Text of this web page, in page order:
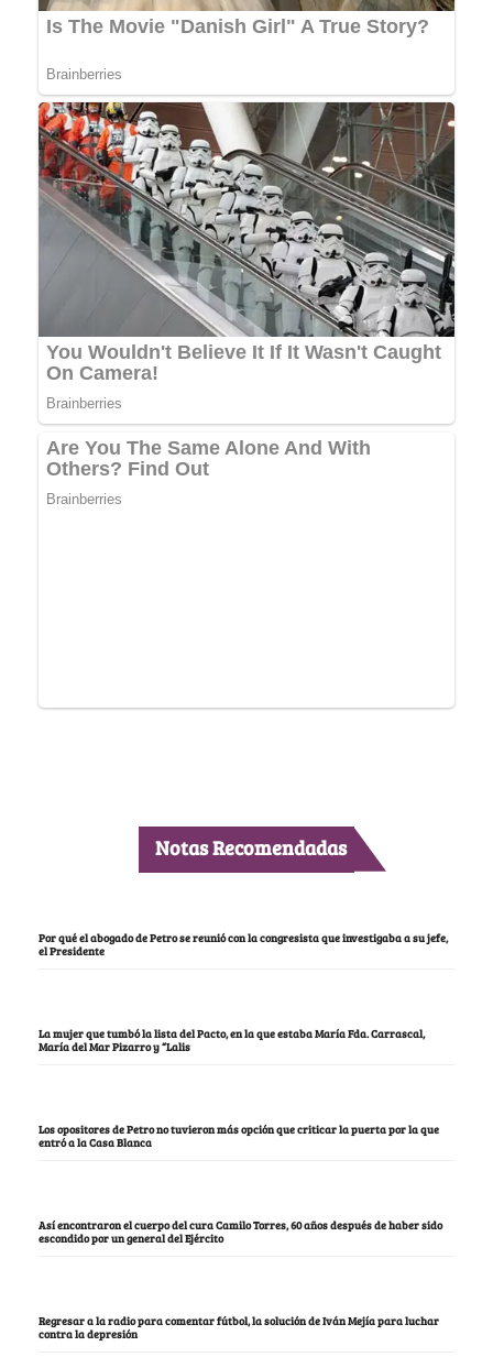
Notas Recomendadas
Por qué el abogado de Petro se reunió con la congresista que investigaba a su jefe,
el Presidente
La mujer que tumbó la lista del Pacto, en la que estaba María Fda. Carrascal,
María del Mar Pizarro y “Lalis
Los opositores de Petro no tuvieron más opción que criticar la puerta por la que
entró a la Casa Blanca
Así encontraron el cuerpo del cura Camilo Torres, 60 años después de haber sido
escondido por un general del Ejército
Regresar a la radio para comentar fútbol, la solución de Iván Mejía para luchar
contra la depresión